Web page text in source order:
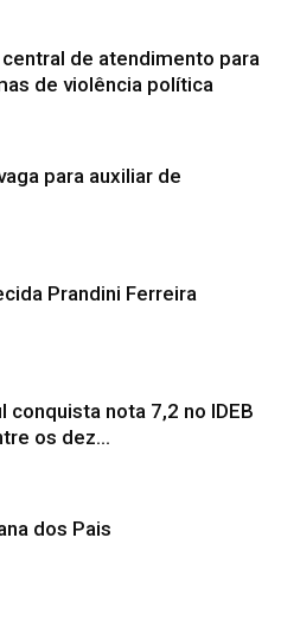
central de atendimento para
de violência política
para auxiliar de
Prandini Ferreira
conquista nota 7,2 no IDEB
os dez...
dos Pais